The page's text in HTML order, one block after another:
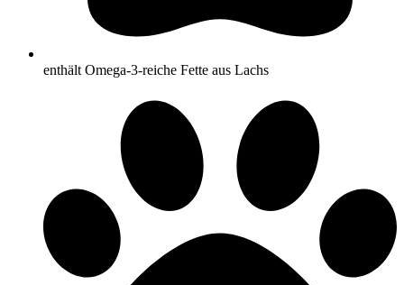
enthält Omega-3-reiche Fette aus Lachs